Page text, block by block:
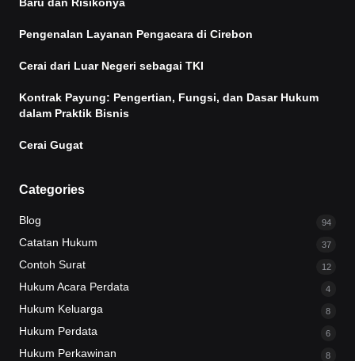
Baru dan Risikonya
Pengenalan Layanan Pengacara di Cirebon
Cerai dari Luar Negeri sebagai TKI
Kontrak Payung: Pengertian, Fungsi, dan Dasar Hukum
dalam Praktik Bisnis
Cerai Gugat
Categories
Blog 94
Catatan Hukum 37
Contoh Surat 12
Hukum Acara Perdata 4
Hukum Keluarga 8
Hukum Perdata 6
Hukum Perkawinan 8